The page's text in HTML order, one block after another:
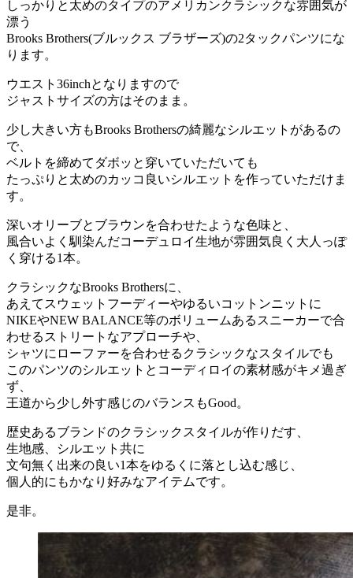
しっかりと太めのタイプのアメリカンクラシックな雰囲気が
漂う
Brooks Brothers(ブルックス ブラザーズ)の2タックパンツにな
ります。
ウエスト36inchとなりますので
ジャストサイズの方はそのまま。
少し大きい方もBrooks Brothersの綺麗なシルエットがあるの
で、
ベルトを締めてダボッと穿いていただいても
たっぷりと太めのカッコ良いシルエットを作っていただけま
す。
深いオリーブとブラウンを合わせたような色味と、
風合いよく馴染んだコーデュロイ生地が雰囲気良く大人っぽ
く穿ける1本。
クラシックなBrooks Brothersに、
あえてスウェットフーディーやゆるいコットンニットに
NIKEやNEW BALANCE等のボリュームあるスニーカーで合
わせるストリートなアプローチや、
シャツにローファーを合わせるクラシックなスタイルでも
このパンツのシルエットとコーディロイの素材感がキメ過ぎ
ず、
王道から少し外す感じのバランスもGood。
歴史あるブランドのクラシックスタイルが作りだす、
生地感、シルエット共に
文句無く出来の良い1本をゆるくに落とし込む感じ、
個人的にもかなり好みなアイテムです。
是非。